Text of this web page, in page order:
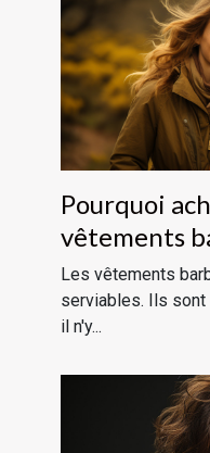
Pourquoi
vêtements
boutique en
Les vêtements
serviables. Ils
il n'y...